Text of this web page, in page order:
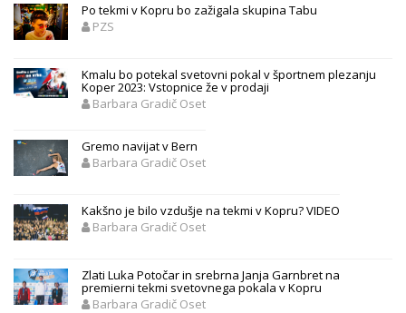
Po tekmi v Kopru bo zažigala skupina Tabu
PZS
Kmalu bo potekal svetovni pokal v športnem plezanju
Koper 2023: Vstopnice že v prodaji
Barbara Gradič Oset
Gremo navijat v Bern
Barbara Gradič Oset
Kakšno je bilo vzdušje na tekmi v Kopru? VIDEO
Barbara Gradič Oset
Zlati Luka Potočar in srebrna Janja Garnbret na
premierni tekmi svetovnega pokala v Kopru
Barbara Gradič Oset